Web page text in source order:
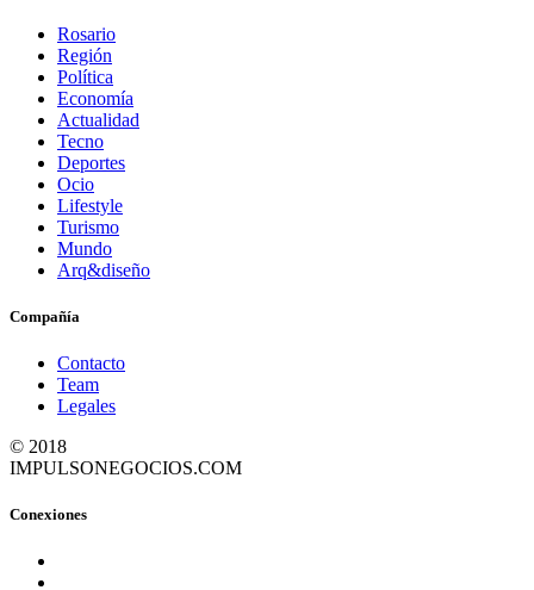
Rosario
Región
Política
Economía
Actualidad
Tecno
Deportes
Ocio
Lifestyle
Turismo
Mundo
Arq&diseño
Compañía
Contacto
Team
Legales
© 2018
IMPULSONEGOCIOS.COM
Conexiones